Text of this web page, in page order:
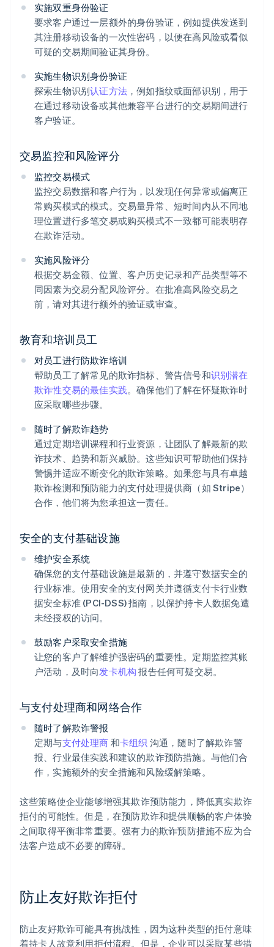
实施双重身份验证
要求客户通过一层额外的身份验证，例如提供发送到
其注册移动设备的一次性密码，以便在高风险或看似
可疑的交易期间验证其身份。
实施生物识别身份验证
探索生物识别认证方法 ，例如指纹或面部识别，用于
在通过移动设备或其他兼容平台进行的交易期间进行
客户验证。
交易监控和风险评分
监控交易模式
监控交易数据和客户行为，以发现任何异常或偏离正
常购买模式的模式。交易量异常、短时间内从不同地
理位置进行多笔交易或购买模式不一致都可能表明存
在欺诈活动。
实施风险评分
根据交易金额、位置、客户历史记录和产品类型等不
同因素为交易分配风险评分。在批准高风险交易之
前，请对其进行额外的验证或审查。
教育和培训员工
对员工进行防欺诈培训
帮助员工了解常见的欺诈指标、警告信号和识别潜在
欺诈性交易的最佳实践。确保他们了解在怀疑欺诈时
应采取哪些步骤。
随时了解欺诈趋势
通过定期培训课程和行业资源，让团队了解最新的欺
诈技术、趋势和新兴威胁。这些知识可帮助他们保持
警惕并适应不断变化的欺诈策略。如果您与具有卓越
欺诈检测和预防能力的支付处理提供商（如 Stripe）
合作，他们将为您承担这一责任。
安全的支付基础设施
维护安全系统
确保您的支付基础设施是最新的，并遵守数据安全的
行业标准。使用安全的支付网关并遵循支付卡行业数
据安全标准 (PCI-DSS) 指南，以保护持卡人数据免遭
未经授权的访问。
鼓励客户采取安全措施
让您的客户了解维护强密码的重要性。定期监控其账
户活动，及时向发卡机构 报告任何可疑交易。
与支付处理商和网络合作
随时了解欺诈警报
定期与支付处理商 和卡组织 沟通，随时了解欺诈警
报、行业最佳实践和建议的欺诈预防措施。与他们合
作，实施额外的安全措施和风险缓解策略。
这些策略使企业能够增强其欺诈预防能力，降低真实欺诈
拒付的可能性。但是，在预防欺诈和提供顺畅的客户体验
之间取得平衡非常重要。强有力的欺诈预防措施不应为合
法客户造成不必要的障碍。
防止友好欺诈拒付
防止友好欺诈可能具有挑战性，因为这种类型的拒付意味
着持卡人故意利用拒付流程。但是，企业可以采取某些措